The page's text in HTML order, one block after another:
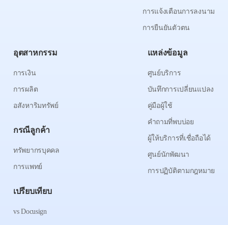
การแจ้งเตือนการลงนาม
การยืนยันตัวตน
อุตสาหกรรม
การเงิน
การผลิต
อสังหาริมทรัพย์
กรณีลูกค้า
ทรัพยากรบุคคล
การแพทย์
เปรียบเทียบ
vs Docusign
แหล่งข้อมูล
ศูนย์บริการ
บันทึกการเปลี่ยนแปลง
คู่มือผู้ใช้
คำถามที่พบบ่อย
ผู้ให้บริการที่เชื่อถือได้
ศูนย์นักพัฒนา
การปฏิบัติตามกฎหมาย